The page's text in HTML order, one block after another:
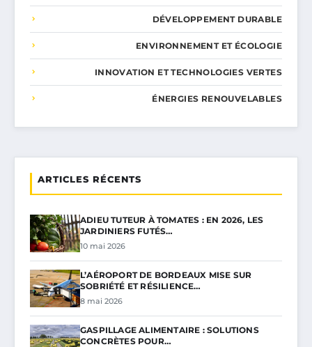
DÉVELOPPEMENT DURABLE
ENVIRONNEMENT ET ÉCOLOGIE
INNOVATION ET TECHNOLOGIES VERTES
ÉNERGIES RENOUVELABLES
ARTICLES RÉCENTS
ADIEU TUTEUR À TOMATES : EN 2026, LES
JARDINIERS FUTÉS…
10 mai 2026
L’AÉROPORT DE BORDEAUX MISE SUR
SOBRIÉTÉ ET RÉSILIENCE…
8 mai 2026
GASPILLAGE ALIMENTAIRE : SOLUTIONS
CONCRÈTES POUR…